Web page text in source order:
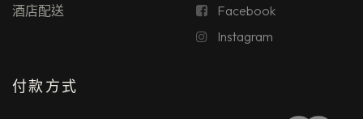
酒店配送
Facebook
Instagram
付款方式